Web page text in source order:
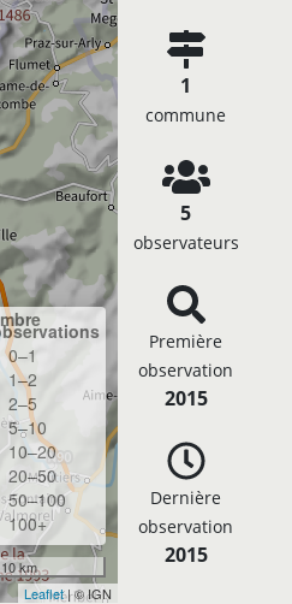
0–1
1–2
2–5
5–10
10–20
20–50
50–100
100+
10 km
Leaflet| © IGN
1
commune
5
observateurs
Première
observation
2015
Dernière
observation
2015